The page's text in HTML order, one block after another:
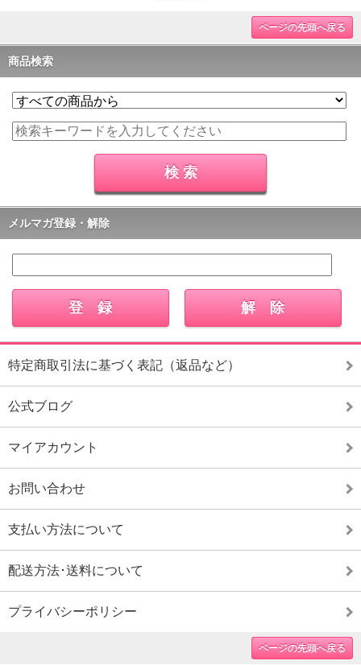
ページの先頭へ戻る
商品検索
メルマガ登録・解除
特定商取引法に基づく表記（返品など）
公式ブログ
マイアカウント
お問い合わせ
支払い方法について
配送方法･送料について
プライバシーポリシー
ページの先頭へ戻る